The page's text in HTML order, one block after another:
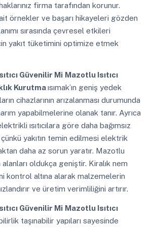
firma tarafından korunur.
örnekler ve başarı hikayeleri gözden
sırasında çevresel etkileri
yakıt tüketimini optimize etmek
Güvenilir Mi Mazotlu Isıtıcı
Kurutmaısımak’ın geniş yedek
cihazlarının arızalanması durumunda
yapabilmelerine olanak tanır. Ayrıca
ısıtıcılara göre daha bağımsız
yakıtın temin edilmesi elektrik
daha az sorun yaratır. Mazotlu
alanları oldukça geniştir. Kiralık nem
kontrol altına alarak malzemelerin
ve üretim verimliliğini artırır.
Güvenilir Mi Mazotlu Isıtıcı
taşınabilir yapıları sayesinde